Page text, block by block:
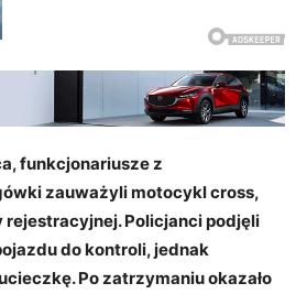
funkcjonariusze z
zauważyli motocykl cross,
rejestracyjnej. Policjanci podjęli
do kontroli, jednak
Po zatrzymaniu okazało